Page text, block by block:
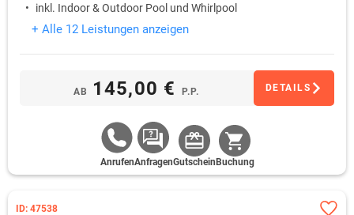
inkl. Indoor & Outdoor Pool und Whirlpool
+ Alle 12 Leistungen anzeigen
AB 145,00 € P.P. DETAILS
AnrufenAnfragenGutschein Buchung
ID: 47538